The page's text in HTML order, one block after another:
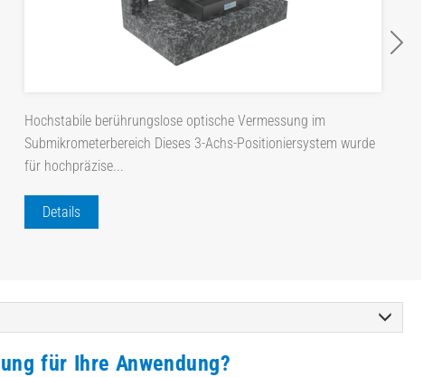
Hochstabile berührungslose optische Vermessung im
Submikrometerbereich Dieses 3-Achs-Positioniersystem wurde
für hochpräzise...
Details
für Ihre Anwendung?